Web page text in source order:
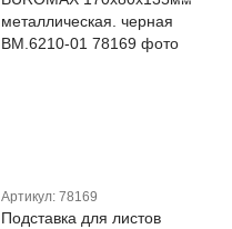
Артикул: 78169
Подставка для листов